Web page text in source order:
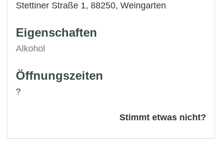
Stettiner Straße 1, 88250,Weingarten
Eigenschaften
Alkohol
Öffnungszeiten
?
Stimmt etwas nicht?